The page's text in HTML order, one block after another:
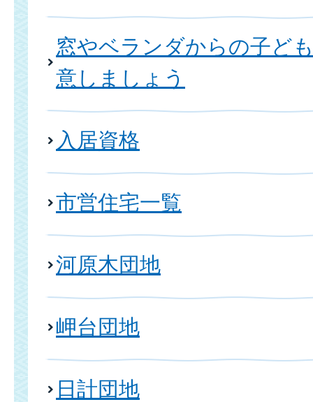
窓やベランダからの子ど
意しましょう
入居資格
市営住宅一覧
河原木団地
岬台団地
日計団地